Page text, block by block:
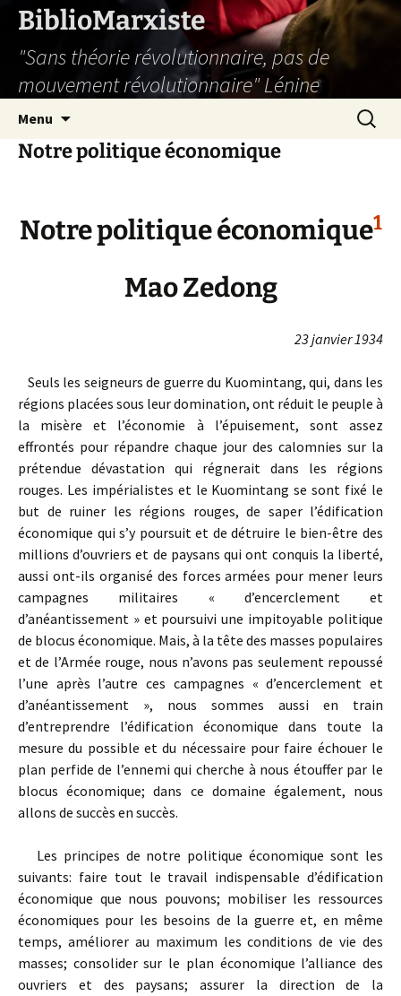
Aller
contenu
BiblioMarxiste
"Sans théorie révolutionnaire, pas de
mouvement révolutionnaire" Lénine
Menu
Notre politique économique
Notre politique économique1
Mao Zedong
23 janvier 1934
Seuls les seigneurs de guerre du Kuomintang, qui, dans les
régions placées sous leur domination, ont réduit le peuple à
la misère et l’économie à l’épuisement, sont assez
effrontés pour répandre chaque jour des calomnies sur la
prétendue dévastation qui régnerait dans les régions
rouges. Les impérialistes et le Kuomintang se sont fixé le
but de ruiner les régions rouges, de saper l’édification
économique qui s’y poursuit et de détruire le bien-être des
millions d’ouvriers et de paysans qui ont conquis la liberté,
aussi ont-ils organisé des forces armées pour mener leurs
campagnes militaires « d’encerclement et
d’anéantissement » et poursuivi une impitoyable politique
de blocus économique. Mais, à la tête des masses populaires
et de l’Armée rouge, nous n’avons pas seulement repoussé
l’une après l’autre ces cam­pagnes « d’encerclement et
d’anéantissement », nous sommes aussi en train
d’entreprendre l’édification économique dans toute la
mesure du possible et du nécessaire pour faire échouer le
plan perfide de l’ennemi qui cherche à nous étouffer par le
blocus économique; dans ce domaine également, nous
allons de succès en succès.
Les principes de notre politique économique sont les
suivants: faire tout le travail indispensable d’édification
économique que nous pou­vons; mobiliser les ressources
économiques pour les besoins de la guerre et, en même
temps, améliorer au maximum les conditions de vie des
masses; consolider sur le plan économique l’alliance des
ouvriers et des paysans; assurer la direction de la